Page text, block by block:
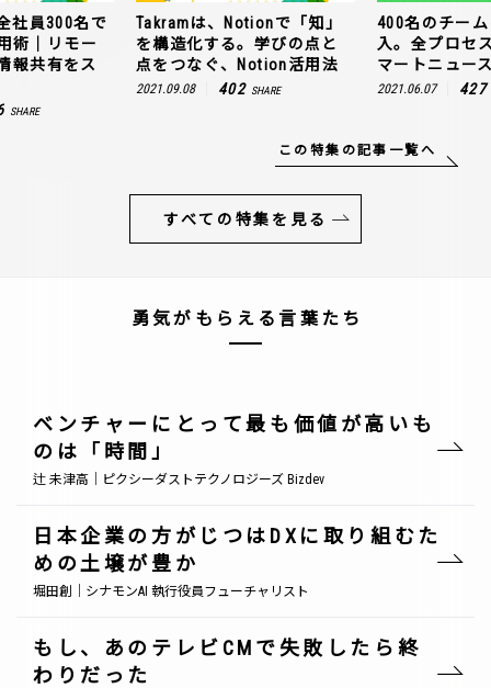
社員300名で
術｜リモー
報共有をス
SHARE
Takramは、Notionで「知」
を構造化する。学びの点と
点をつなぐ、Notion活用法
2021.09.08 402 SHARE
400名のチー
入。全プロセ
マートニュー
2021.06.07 427
この特集の記事一覧へ
すべての特集を見る
勇気がもらえる言葉たち
ベンチャーにとって最も価値が高いも
のは「時間」
辻 未津高｜ピクシーダストテクノロジーズ Bizdev
日本企業の方がじつはDXに取り組むた
めの土壌が豊か
堀田創｜シナモンAI 執行役員フューチャリスト
もし、あのテレビCMで失敗したら終
わりだった